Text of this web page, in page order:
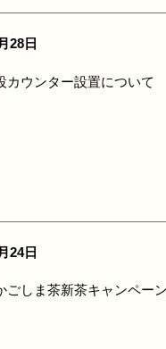
28日
カウンター設置について
24日
ごしま茶新茶キャンペー